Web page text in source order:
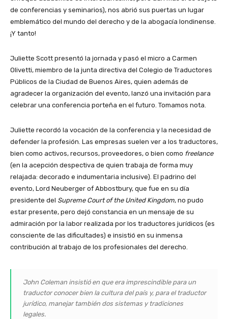
de conferencias y seminarios), nos abrió sus puertas un lugar
emblemático del mundo del derecho y de la abogacía londinense.
¡Y tanto!
Juliette Scott presentó la jornada y pasó el micro a Carmen
Olivetti, miembro de la junta directiva del Colegio de Traductores
Públicos de la Ciudad de Buenos Aires, quien además de
agradecer la organización del evento, lanzó una invitación para
celebrar una conferencia porteña en el futuro. Tomamos nota.
Juliette recordó la vocación de la conferencia y la necesidad de
defender la profesión. Las empresas suelen ver a los traductores,
bien como activos, recursos, proveedores, o bien como freelance
(en la acepción despectiva de quien trabaja de forma muy
relajada: decorado e indumentaria inclusive). El padrino del
evento, Lord Neuberger of Abbostbury, que fue en su día
presidente del Supreme Court of the United Kingdom, no pudo
estar presente, pero dejó constancia en un mensaje de su
admiración por la labor realizada por los traductores jurídicos (es
consciente de las dificultades) e insistió en su inmensa
contribución al trabajo de los profesionales del derecho.
John Coleman insistió en que era imprescindible para un
traductor conocer bien la cultura del país y, para el traductor
jurídico, manejar también dos sistemas y tradiciones
legales.